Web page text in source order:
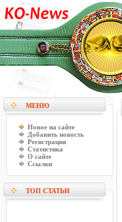
МЕНЮ
Новое на сайте
Добавить новость
Регистрация
Статистика
О сайте
Ссылки
ТОП СТАТЬИ